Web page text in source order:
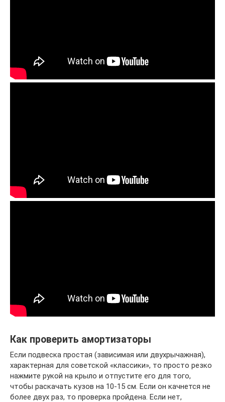
Как проверить амортизаторы
Если подвеска простая (зависимая или двухрычажная),
характерная для советской «классики», то просто резко
нажмите рукой на крыло и отпустите его для того,
чтобы раскачать кузов на 10-15 см. Если он качнется не
более двух раз, то проверка пройдена. Если нет,